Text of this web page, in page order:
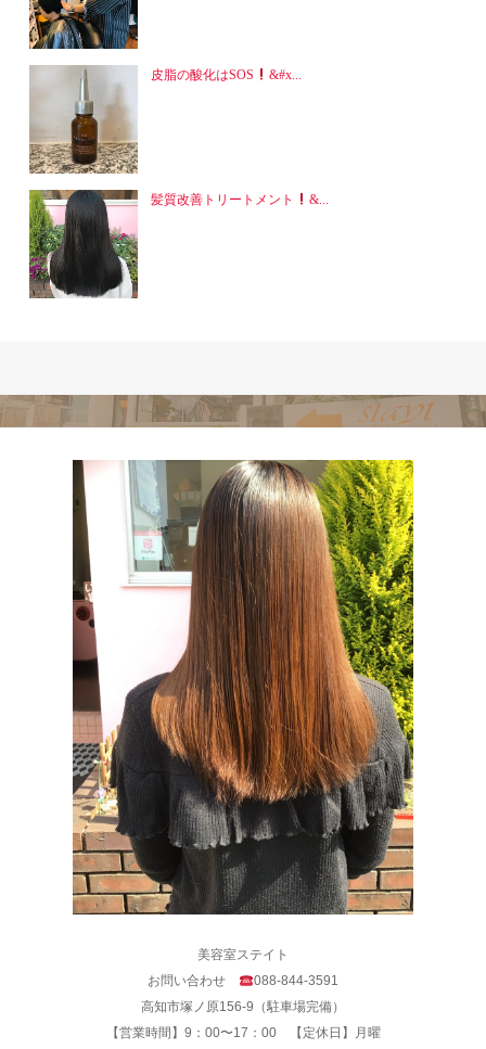
皮脂の酸化はSOS &#x...
髪質改善トリートメント &...
美容室ステイト
お問い合わせ
088-844-3591
高知市塚ノ原156-9（駐車場完備）
【営業時間】9：00〜17：00 【定休日】月曜